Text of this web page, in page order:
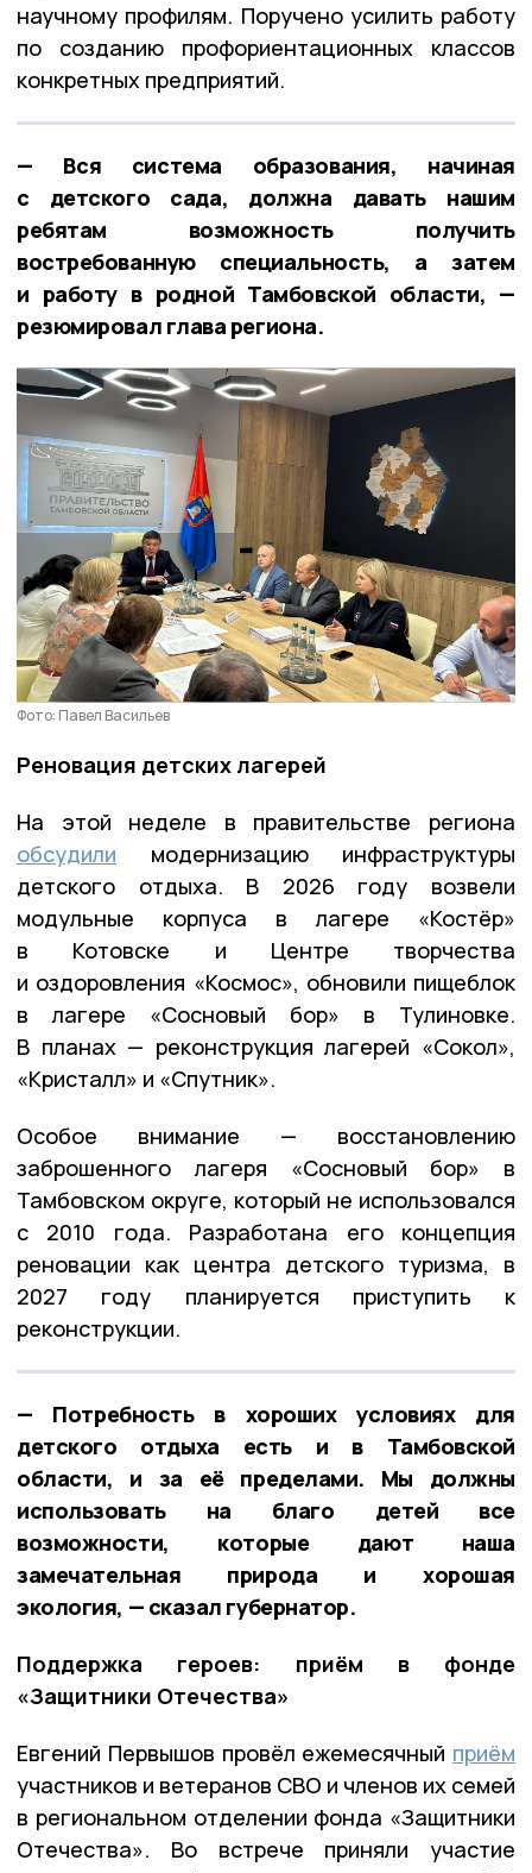
научному профилям. Поручено усилить работу
по созданию профориентационных классов
конкретных предприятий.
— Вся система образования, начиная
с детского сада, должна давать нашим
ребятам возможность получить
востребованную специальность, а затем
и работу в родной Тамбовской области, —
резюмировал глава региона.
Фото: Павел Васильев
Реновация детских лагерей
На этой неделе в правительстве региона
обсудили модернизацию инфраструктуры
детского отдыха. В 2026 году возвели
модульные корпуса в лагере «Костёр»
в Котовске и Центре творчества
и оздоровления «Космос», обновили пищеблок
в лагере «Сосновый бор» в Тулиновке.
В планах — реконструкция лагерей «Сокол»,
«Кристалл» и «Спутник».
Особое внимание — восстановлению
заброшенного лагеря «Сосновый бор» в
Тамбовском округе, который не использовался
с 2010 года. Разработана его концепция
реновации как центра детского туризма, в
2027 году планируется приступить к
реконструкции.
— Потребность в хороших условиях для
детского отдыха есть и в Тамбовской
области, и за её пределами. Мы должны
использовать на благо детей все
возможности, которые дают наша
замечательная природа и хорошая
экология, — сказал губернатор.
Поддержка героев: приём в фонде
«Защитники Отечества»
Евгений Первышов провёл ежемесячный приём
участников и ветеранов СВО и членов их семей
в региональном отделении фонда «Защитники
Отечества». Во встрече приняли участие